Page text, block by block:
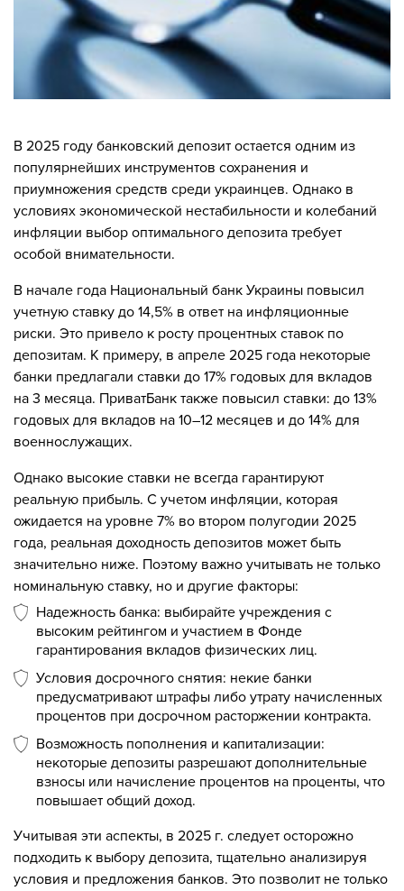
В 2025 году банковский депозит остается одним из
популярнейших инструментов сохранения и
приумножения средств среди украинцев. Однако в
условиях экономической нестабильности и колебаний
инфляции выбор оптимального депозита требует
особой внимательности.
В начале года Национальный банк Украины повысил
учетную ставку до 14,5% в ответ на инфляционные
риски. Это привело к росту процентных ставок по
депозитам. К примеру, в апреле 2025 года некоторые
банки предлагали ставки до 17% годовых для вкладов
на 3 месяца. ПриватБанк также повысил ставки: до 13%
годовых для вкладов на 10–12 месяцев и до 14% для
военнослужащих.
Однако высокие ставки не всегда гарантируют
реальную прибыль. С учетом инфляции, которая
ожидается на уровне 7% во втором полугодии 2025
года, реальная доходность депозитов может быть
значительно ниже. Поэтому важно учитывать не только
номинальную ставку, но и другие факторы:
Надежность банка: выбирайте учреждения с
высоким рейтингом и участием в Фонде
гарантирования вкладов физических лиц.
Условия досрочного снятия: некие банки
предусматривают штрафы либо утрату начисленных
процентов при досрочном расторжении контракта.
Возможность пополнения и капитализации:
некоторые депозиты разрешают дополнительные
взносы или начисление процентов на проценты, что
повышает общий доход.
Учитывая эти аспекты, в 2025 г. следует осторожно
подходить к выбору депозита, тщательно анализируя
условия и предложения банков. Это позволит не только